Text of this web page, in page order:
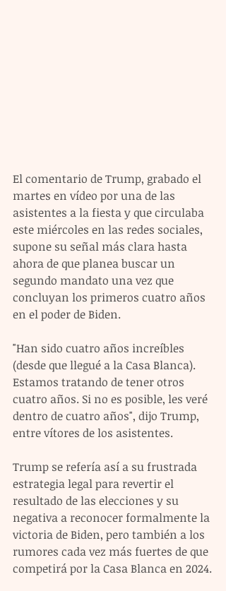
El comentario de Trump, grabado el
martes en vídeo por una de las
asistentes a la fiesta y que circulaba
este miércoles en las redes sociales,
supone su señal más clara hasta
ahora de que planea buscar un
segundo mandato una vez que
concluyan los primeros cuatro años
en el poder de Biden.
"Han sido cuatro años increíbles
(desde que llegué a la Casa Blanca).
Estamos tratando de tener otros
cuatro años. Si no es posible, les veré
dentro de cuatro años", dijo Trump,
entre vítores de los asistentes.
Trump se refería así a su frustrada
estrategia legal para revertir el
resultado de las elecciones y su
negativa a reconocer formalmente la
victoria de Biden, pero también a los
rumores cada vez más fuertes de que
competirá por la Casa Blanca en 2024.